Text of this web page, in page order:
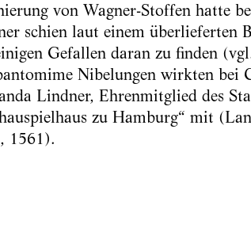
von Wagner-Stoffen hatte
schien laut einem überlieferten
Gefallen daran zu finden
Nibelungen wirkten bei
Lindner, Ehrenmitglied des
zu Hamburg“ mit
1561).